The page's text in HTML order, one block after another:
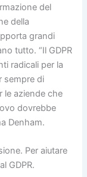
del
della
grandi
tutto. “Il GDPR
radicali per la
sempre di
le aziende che
dovrebbe
Denham.
Per aiutare
GDPR.